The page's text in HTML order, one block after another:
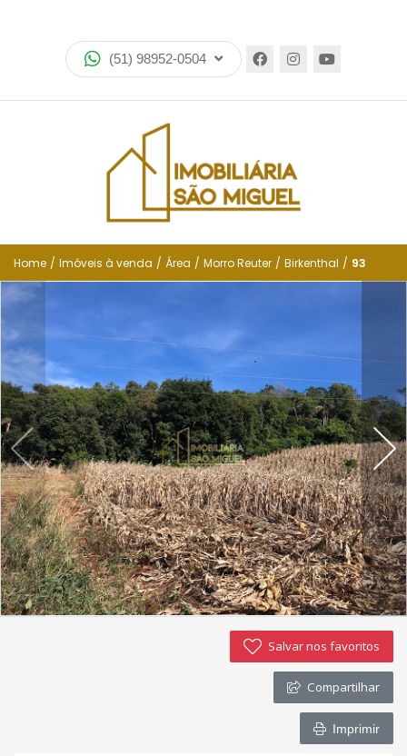
(51) 98952-0504
Imóveis
Encomende seu imóvel
Financiamento
Negocie seu imóvel
Simulador de financiamento
Negocie seu imóvel
Imóveis favoritos
Contato
Home / Imóveis à venda / Área / Morro Reuter / Birkenthal / 93
Salvar nos favoritos
Compartilhar
Imprimir